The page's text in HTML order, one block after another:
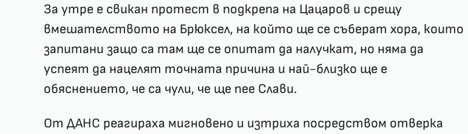
За утре е свикан протест в подкрепа на Цацаров и срещу
вмешателството на Брюксел, на който ще се съберат хора, които
запитани защо са там ще се опитат да налучкат, но няма да
успеят да нацелят точната причина и най-близко ще е
обяснението, че са чули, че ще пее Слави.
От ДАНС реагираха мигновено и изтриха посредством отверка